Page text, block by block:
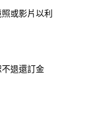
或影片以利
退還訂金